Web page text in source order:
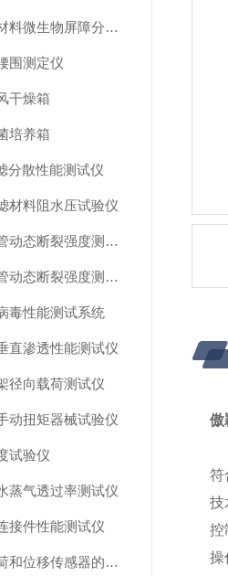
气包装材料微生物屏障分等试验仪
围测定仪
干燥箱
培养箱
分散性能测试仪
材料阻水压试验仪
导丝导管动态断裂强度测试仪 （峰值拉力）
导丝导管动态断裂强度测试仪
毒性能测试系统
直渗透性能测试仪
径向载荷测试仪
动扭矩器械试验仪
试验仪
蒸气透过率测试仪
接件性能测试仪
使用载荷和位移传感器的塑料高速穿刺特性测试仪
傲
符
技
控
操